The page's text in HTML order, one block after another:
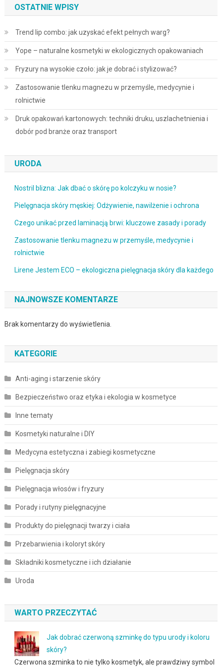
OSTATNIE WPISY
Trend lip combo: jak uzyskać efekt pełnych warg?
Yope – naturalne kosmetyki w ekologicznych opakowaniach
Fryzury na wysokie czoło: jak je dobrać i stylizować?
Zastosowanie tlenku magnezu w przemyśle, medycynie i
rolnictwie
Druk opakowań kartonowych: techniki druku, uszlachetnienia i
dobór pod branże oraz transport
URODA
Nostril blizna: Jak dbać o skórę po kolczyku w nosie?
Pielęgnacja skóry męskiej: Odżywienie, nawilżenie i ochrona
Czego unikać przed laminacją brwi: kluczowe zasady i porady
Zastosowanie tlenku magnezu w przemyśle, medycynie i
rolnictwie
Lirene Jestem ECO – ekologiczna pielęgnacja skóry dla każdego
NAJNOWSZE KOMENTARZE
Brak komentarzy do wyświetlenia.
KATEGORIE
Anti-aging i starzenie skóry
Bezpieczeństwo oraz etyka i ekologia w kosmetyce
Inne tematy
Kosmetyki naturalne i DIY
Medycyna estetyczna i zabiegi kosmetyczne
Pielęgnacja skóry
Pielęgnacja włosów i fryzury
Porady i rutyny pielęgnacyjne
Produkty do pielęgnacji twarzy i ciała
Przebarwienia i koloryt skóry
Składniki kosmetyczne i ich działanie
Uroda
WARTO PRZECZYTAĆ
Jak dobrać czerwoną szminkę do typu urody i koloru
skóry?
Czerwona szminka to nie tylko kosmetyk, ale prawdziwy symbol